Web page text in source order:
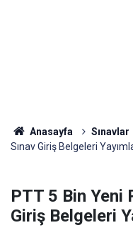
Anasayfa Sınavlar
Sınav Giriş Belgeleri
PTT 5 Bin Yeni
Giriş Belgeleri